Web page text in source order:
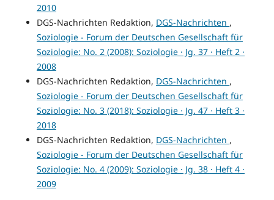
2010
DGS-Nachrichten Redaktion, DGS-Nachrichten ,
Soziologie - Forum der Deutschen Gesellschaft für
Soziologie: No. 2 (2008): Soziologie · Jg. 37 · Heft 2 ·
2008
DGS-Nachrichten Redaktion, DGS-Nachrichten ,
Soziologie - Forum der Deutschen Gesellschaft für
Soziologie: No. 3 (2018): Soziologie · Jg. 47 · Heft 3 ·
2018
DGS-Nachrichten Redaktion, DGS-Nachrichten ,
Soziologie - Forum der Deutschen Gesellschaft für
Soziologie: No. 4 (2009): Soziologie · Jg. 38 · Heft 4 ·
2009